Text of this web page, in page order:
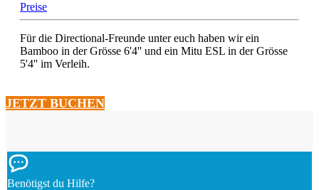
Preise
Für die Directional-Freunde unter euch haben wir ein
Bamboo in der Grösse 6'4'' und ein Mitu ESL in der Grösse
5'4'' im Verleih.
JETZT BUCHEN
Benötigst du Hilfe?